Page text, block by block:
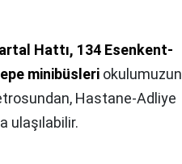
Hattı, 134 Esenkent-
minibüsleri okulumuzun
Hastane-Adliye
ulaşılabilir.